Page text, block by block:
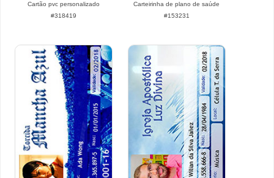
Cartão pvc personalizado
#318419
Carteirinha de plano de saúde
#153231